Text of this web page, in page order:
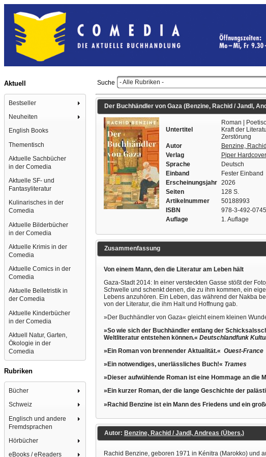
Aktuell
Bestseller
Neuheiten
English Books
Thementisch
Aktuelle Sachbücher
in der Comedia
Aktuelle SF- und
Fantasyliteratur
Kulinarisches in der
Comedia
Aktuelle Bilderbücher
in der Comedia
Aktuelle Krimis in der
Comedia
Aktuelle Comics in der
Comedia
Aktuelle Belletristik in
der Comedia
Aktuelle Kinderbücher
in der Comedia
Aktuell Natur, Garten,
Ökologie in der
Comedia
Rubriken
Bücher
Schweiz
Englisch und andere
Fremdsprachen
Hörbücher
eBooks / eReaders
Suche - Alle Rubriken -
Der Buchhändler von Gaza (Benzine, Rachid / Jandl,
Untertitel
Roman |
Kraft der
Zerstörung
Autor
Benzine,
Verlag
Piper Hardcover
Sprache
Deutsch
Einband
Fester Einband
Erscheinungsjahr
2026
Seiten
128 S.
Artikelnummer
50188993
ISBN
978-3-492-
Auflage
1. Auflage
Zusammenfassung
Von einem Mann, den die Literatur am Leben hält
Gaza-Stadt 2014: In einer versteckten Gasse stößt der
Schwelle und schenkt denen, die zu ihm kommen, ein
Lebens anzuhören. Ein Leben, das während der Nakba
von der Literatur, die ihm Halt und Hoffnung gab.
»Der Buchhändler von Gaza« gleicht einem kleinen
»So wie sich der Buchhändler entlang der
Weltliteratur entstehen können.« Deutschlandfunk
»Ein Roman von brennender Aktualität.« Ouest-France
»Ein notwendiges, unerlässliches Buch!« Trames
»Dieser aufwühlende Roman ist eine Hommage an die
»Ein kurzer Roman, der die lange Geschichte der
»Rachid Benzine ist ein Mann des Friedens und ein
Autor: Benzine, Rachid / Jandl, Andreas (Übers.)
Rachid Benzine, geboren 1971 in Kénitra (Marokko) und